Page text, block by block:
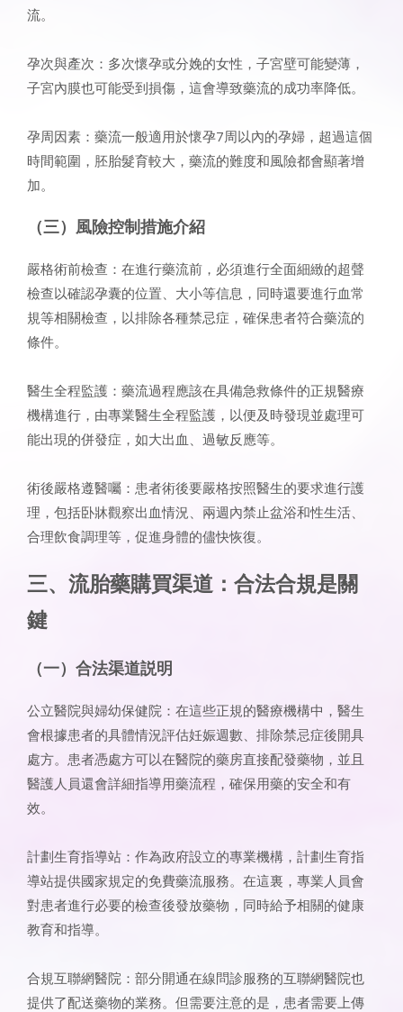
流。
孕次與產次：多次懷孕或分娩的女性，子宮壁可能變薄，
子宮內膜也可能受到損傷，這會導致藥流的成功率降低。
孕周因素：藥流一般適用於懷孕7周以內的孕婦，超過這個
時間範圍，胚胎髮育較大，藥流的難度和風險都會顯著增
加。
（三）風險控制措施介紹
嚴格術前檢查：在進行藥流前，必須進行全面細緻的超聲
檢查以確認孕囊的位置、大小等信息，同時還要進行血常
規等相關檢查，以排除各種禁忌症，確保患者符合藥流的
條件。
醫生全程監護：藥流過程應該在具備急救條件的正規醫療
機構進行，由專業醫生全程監護，以便及時發現並處理可
能出現的併發症，如大出血、過敏反應等。
術後嚴格遵醫囑：患者術後要嚴格按照醫生的要求進行護
理，包括卧牀觀察出血情況、兩週內禁止盆浴和性生活、
合理飲食調理等，促進身體的儘快恢復。
三、流胎藥購買渠道：合法合規是關
鍵
（一）合法渠道説明
公立醫院與婦幼保健院：在這些正規的醫療機構中，醫生
會根據患者的具體情況評估妊娠週數、排除禁忌症後開具
處方。患者憑處方可以在醫院的藥房直接配發藥物，並且
醫護人員還會詳細指導用藥流程，確保用藥的安全和有
效。
計劃生育指導站：作為政府設立的專業機構，計劃生育指
導站提供國家規定的免費藥流服務。在這裏，專業人員會
對患者進行必要的檢查後發放藥物，同時給予相關的健康
教育和指導。
合規互聯網醫院：部分開通在線問診服務的互聯網醫院也
提供了配送藥物的業務。但需要注意的是，患者需要上傳